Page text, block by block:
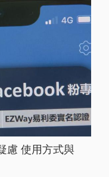
慮 使用方式與